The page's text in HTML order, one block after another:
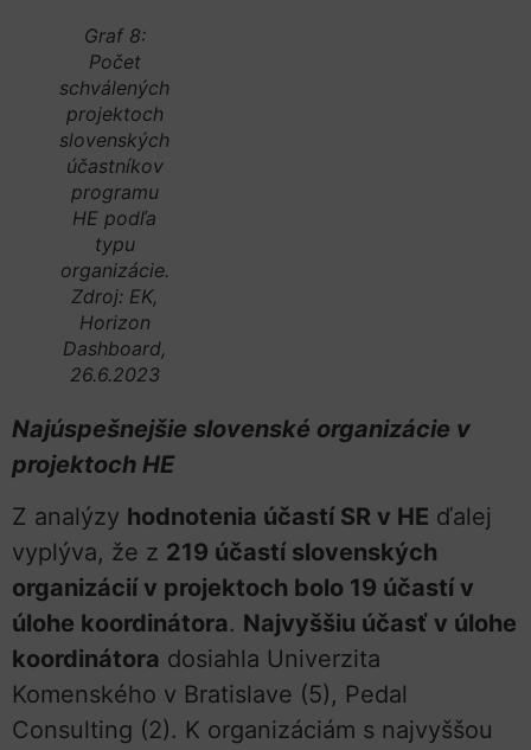
Graf 8:
Počet
schválených
projektoch
slovenských
účastníkov
programu
HE podľa
typu
organizácie.
Zdroj: EK,
Horizon
Dashboard,
26.6.2023
Najúspešnejšie slovenské organizácie v
projektoch HE
Z analýzy hodnotenia účastí SR v HE ďalej
vyplýva, že z 219 účastí slovenských
organizácií v projektoch bolo 19 účastí v
úlohe koordinátora. Najvyššiu účasť v úlohe
koordinátora dosiahla Univerzita
Komenského v Bratislave (5), Pedal
Consulting (2). K organizáciám s najvyššou